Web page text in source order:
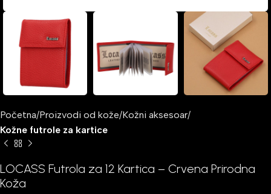
Početna Proizvodi od kože Kožni aksesoar
Kožne futrole za kartice
LOCASS Futrola za 12 Kartica – Crvena Prirodna
Koža